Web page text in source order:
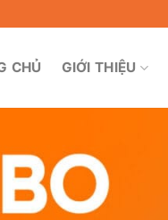
CHỦ GIỚI THIỆU